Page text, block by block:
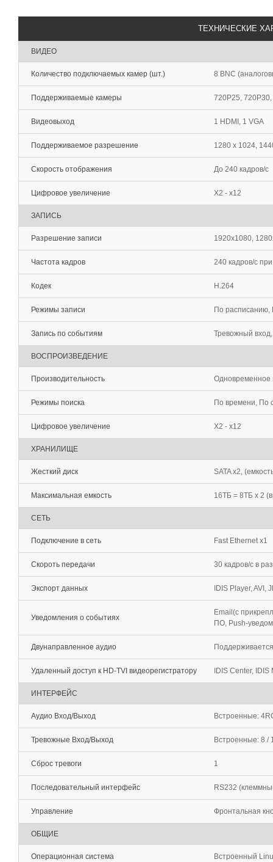
ТЕХНИЧЕСКИЕ
ВИДЕО
Количество подключаемых камер (шт.) 8 BNC
Поддерживаемые камеры 720P25,
Видеовыход 1 HDMI, 1 VGA
Поддерживаемое разрешение 1280 х 1024,
Скорость отображения До 240 кадров/с
Цифровое увеличение Х2 - х12
ЗАПИСЬ
Разрешение записи 1920x1080,
Частота кадров 240 кадров/с
Кодек H.264
Режимы записи По расписанию,
Запись по событиям Тревожный
ВОСПРОИЗВЕДЕНИЕ
Производительность Одновременное
Режимы поиска По времени, По
Цифровое увеличение Х2 - х12
ХРАНИЛИЩЕ
Жесткий диск SATA x2,
Максимальная емкость 16TБ = 8TБ x 2
СЕТЬ
Подключение в сеть Fast Ethernet x1
Скороть передачи 30 кадров/с в
Экспорт данных IDIS Player, AVI,
Уведомления о событиях
Email(с
ПО, Push-
Двунаправленное аудио Поддерживается
Удаленный доступ к HD-TVI видеорегистратору IDIS Center,
ИНТЕРФЕЙС
Аудио Вход/Выход Встроенные:
Тревожные Вход/Выход Встроенные: 8 /
Сброс тревоги 1
Последовательный интерфейс RS232
Управление Фронтальная
ОБЩИЕ
Операционная система Встроенный